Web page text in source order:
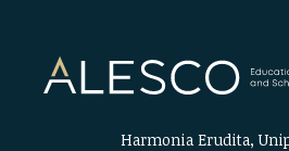
Harmonia Erudita,